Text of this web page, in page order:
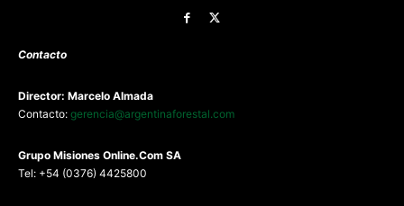
Contacto
Director: Marcelo Almada
Contacto: gerencia@argentinaforestal.com
Grupo Misiones Online.Com SA
Tel: +54 (0376) 4425800